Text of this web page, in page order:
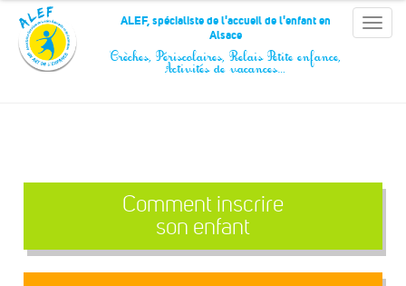
Panneau de gestion des cookies
Toggle
ALEF, spécialiste de l'accueil de l'enfant en
Alsace
Crèches, Périscolaires, Relais Petite enfance,
Activités de vacances…
Comment inscrire
son enfant